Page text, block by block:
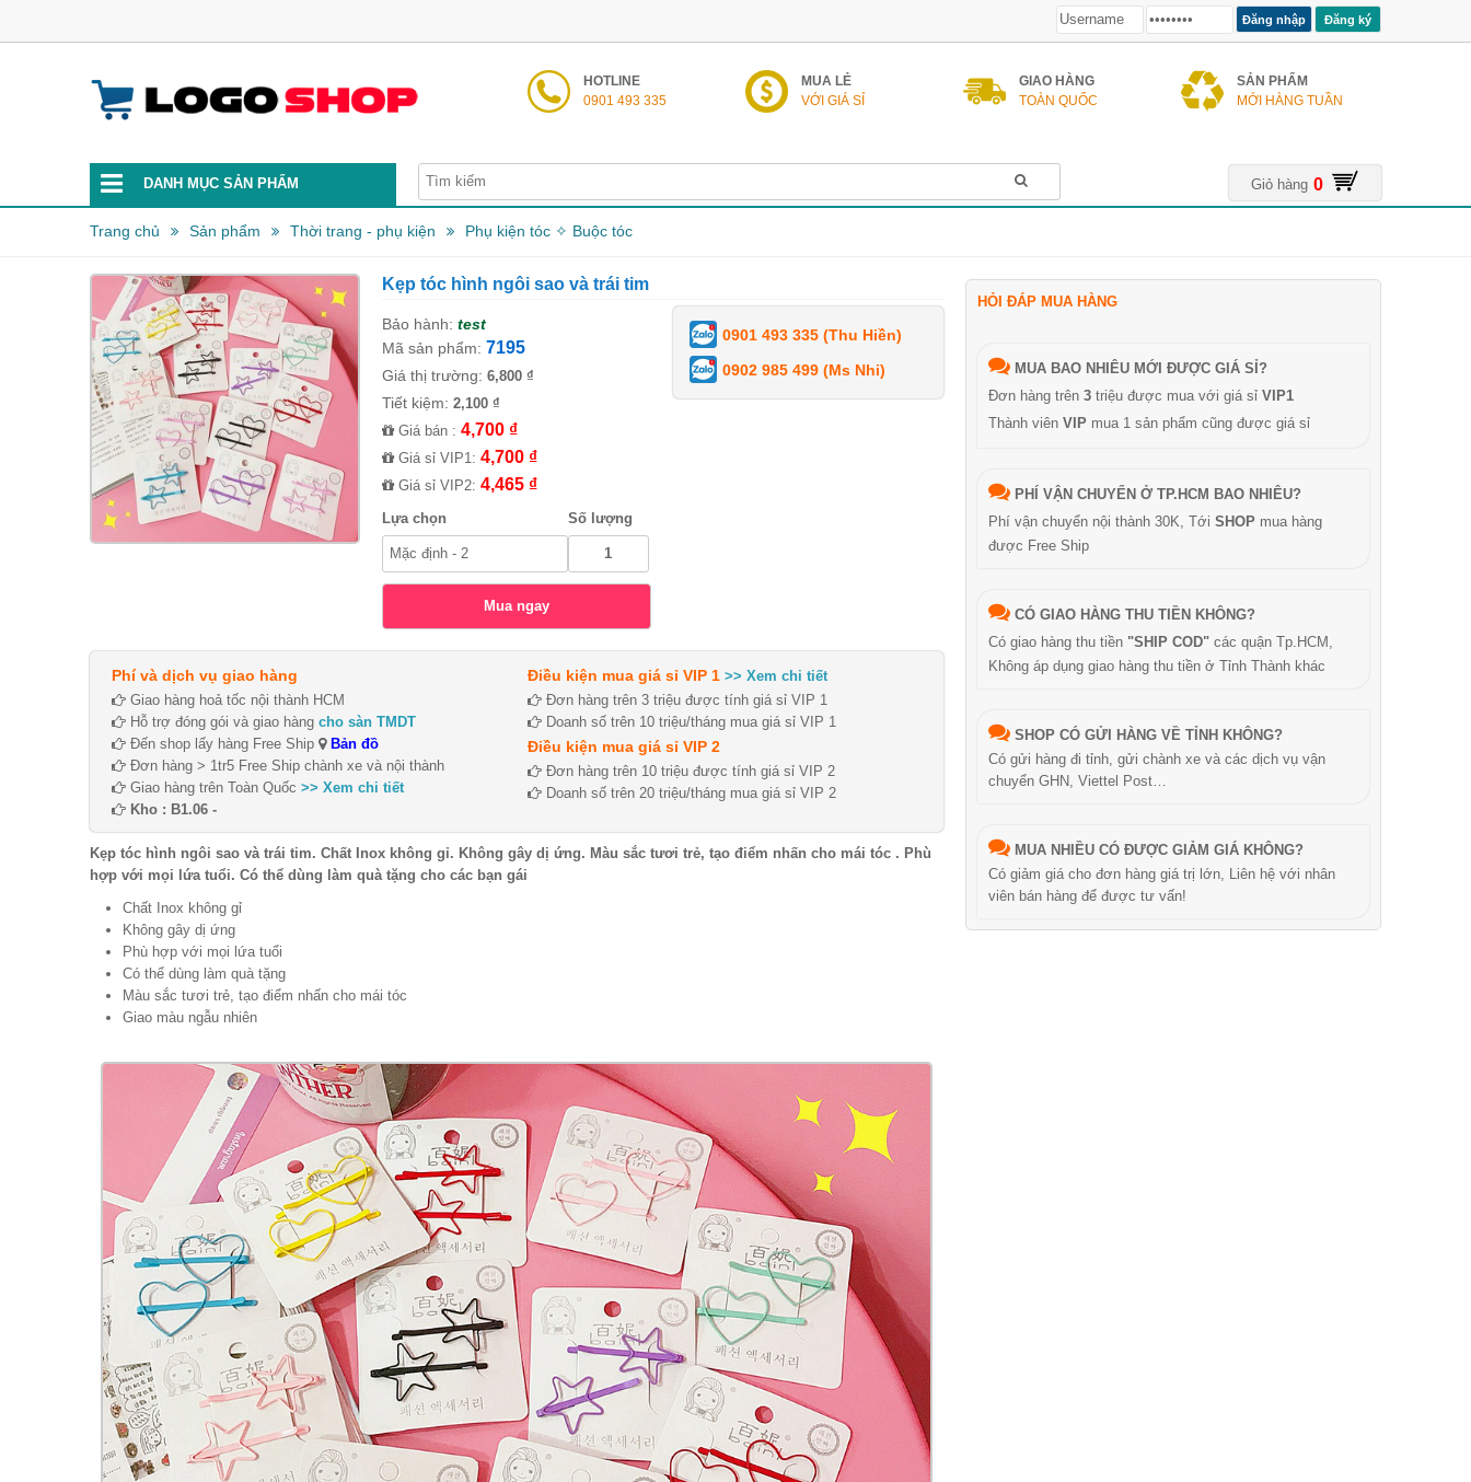
Đăng ký
HOTLINE
0901 493 335
MUA LẺ
VỚI GIÁ SỈ
GIAO HÀNG
TOÀN QUỐC
SẢN PHẨM
MỚI HÀNG TUẦN
Giỏ hàng 0
DANH MỤC SẢN PHẨM
Trang chủ Sản phẩm Thời trang - phụ kiện Phụ kiện tóc ✧ Buộc tóc
Kẹp tóc hình ngôi sao và trái tim
Bảo hành: test
Mã sản phẩm: 7195
Giá thị trường: 6,800 ₫
Tiết kiệm: 2,100 ₫
Giá bán : 4,700 ₫
Giá sỉ VIP1: 4,700 ₫
Giá sỉ VIP2: 4,465 ₫
Lựa chọn Số lượng
0901 493 335 (Thu Hiền)
0902 985 499 (Ms Nhi)
Phí và dịch vụ giao hàng
Giao hàng hoả tốc nội thành HCM
Hỗ trợ đóng gói và giao hàng cho sàn TMDT
Đến shop lấy hàng Free Ship
Bản đồ
Đơn hàng > 1tr5 Free Ship chành xe và nội thành
Giao hàng trên Toàn Quốc >> Xem chi tiết
Kho : B1.06 -
Điều kiện mua giá sỉ VIP 1 >> Xem chi tiết
Đơn hàng trên 3 triệu được tính giá sỉ VIP 1
Doanh số trên 10 triệu/tháng mua giá sỉ VIP 1
Điều kiện mua giá sỉ VIP 2
Đơn hàng trên 10 triệu được tính giá sỉ VIP 2
Doanh số trên 20 triệu/tháng mua giá sỉ VIP 2
Kẹp tóc hình ngôi sao và trái tim. Chất Inox không gỉ. Không gây dị ứng. Màu sắc tươi trẻ, tạo điểm nhấn cho mái tóc . Phù
hợp với mọi lứa tuổi. Có thể dùng làm quà tặng cho các bạn gái
Chất Inox không gỉ
Không gây dị ứng
Phù hợp với mọi lứa tuổi
Có thể dùng làm quà tặng
Màu sắc tươi trẻ, tạo điểm nhấn cho mái tóc
Giao màu ngẫu nhiên
HỎI ĐÁP MUA HÀNG
MUA BAO NHIÊU MỚI ĐƯỢC GIÁ SỈ?
Đơn hàng trên 3 triệu được mua với giá sỉ VIP1
Thành viên VIP mua 1 sản phẩm cũng được giá sỉ
PHÍ VẬN CHUYỂN Ở TP.HCM BAO NHIÊU?
Phí vận chuyển nội thành 30K, Tới SHOP mua hàng
được Free Ship
CÓ GIAO HÀNG THU TIỀN KHÔNG?
Có giao hàng thu tiền "SHIP COD" các quận Tp.HCM,
Không áp dụng giao hàng thu tiền ở Tỉnh Thành khác
SHOP CÓ GỬI HÀNG VỀ TỈNH KHÔNG?
Có gửi hàng đi tỉnh, gửi chành xe và các dịch vụ vận
chuyển GHN, Viettel Post…
MUA NHIỀU CÓ ĐƯỢC GIẢM GIÁ KHÔNG?
Có giảm giá cho đơn hàng giá trị lớn, Liên hệ với nhân
viên bán hàng để được tư vấn!